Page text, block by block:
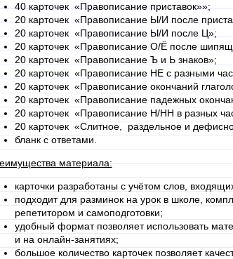
40 карточек «Правописание приставок»»;
20 карточек «Правописание Ы/И после
20 карточек «Правописание Ы/И после Ц»;
20 карточек «Правописание О/Ё после
20 карточек «Правописание Ъ и Ь знаков»;
20 карточек «Правописание НЕ с разными
20 карточек «Правописание окончаний
20 карточек «Правописание падежных
20 карточек «Правописание Н/НН в разных
20 карточек «Слитное, раздельное и
бланк с ответами.
материала:
карточки разработаны с учётом слов,
подходит для разминок на урок в школе,
репетитором и самоподготовки;
удобный формат позволяет использовать
и на онлайн-занятиях;
большое количество карточек позволяет